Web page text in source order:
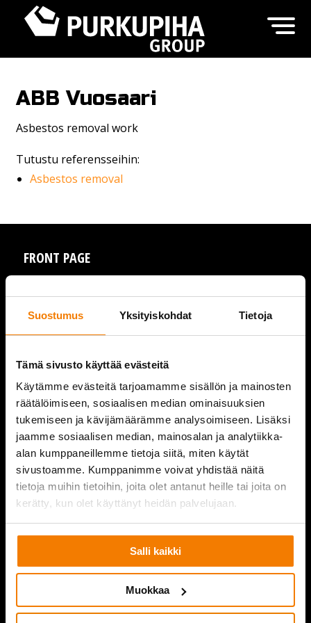
Suostumus Yksityiskohdat Tietoja
Tämä sivusto käyttää evästeitä
Käytämme evästeitä tarjoamamme sisällön ja mainosten
räätälöimiseen, sosiaalisen median ominaisuuksien
tukemiseen ja kävijämäärämme analysoimiseen. Lisäksi
jaamme sosiaalisen median, mainosalan ja analytiikka-
alan kumppaneillemme tietoja siitä, miten käytät
sivustoamme. Kumppanimme voivat yhdistää näitä
tietoja muihin tietoihin, joita olet antanut heille tai joita on
kerätty, kun olet käyttänyt heidän palvelujaan.
Salli kaikki
Muokkaa
ABB Vuosaari
Asbestos removal work
Tutustu referensseihin:
Asbestos removal
FRONT PAGE
SERVICES
REFERENCES
COMPANY
CONTACT INFORMATION
PURKUPIHA